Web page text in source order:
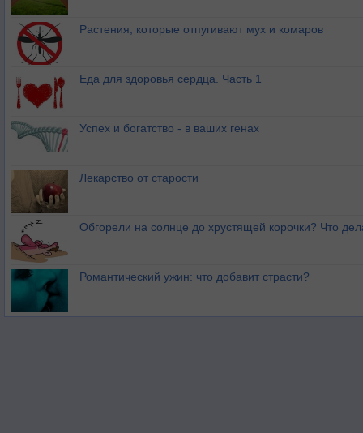
Растения, которые отпугивают мух и комаров
Еда для здоровья сердца. Часть 1
Успех и богатство - в ваших генах
Лекарство от старости
Обгорели на солнце до хрустящей корочки? Что
Романтический ужин: что добавит страсти?